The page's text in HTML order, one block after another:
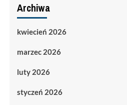
Archiwa
kwiecień 2026
marzec 2026
luty 2026
styczeń 2026